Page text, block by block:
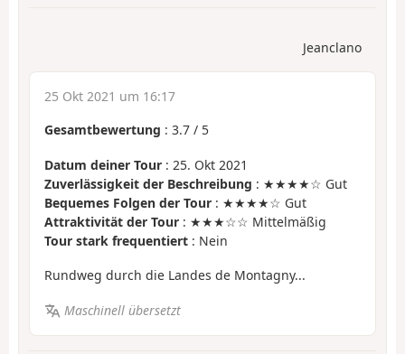
Jeanclano
25 Okt 2021 um 16:17
Gesamtbewertung : 3.7 / 5
Datum deiner Tour : 25. Okt 2021
Zuverlässigkeit der Beschreibung : ★★★★☆ Gut
Bequemes Folgen der Tour : ★★★★☆ Gut
Attraktivität der Tour : ★★★☆☆ Mittelmäßig
Tour stark frequentiert : Nein
Rundweg durch die Landes de Montagny...
Maschinell übersetzt